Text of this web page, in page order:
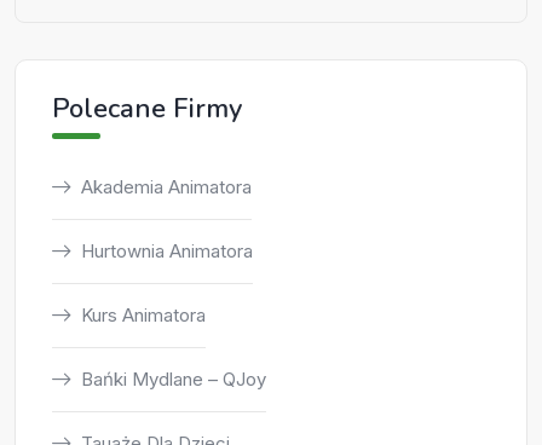
Polecane Firmy
Akademia Animatora
Hurtownia Animatora
Kurs Animatora
Bańki Mydlane – QJoy